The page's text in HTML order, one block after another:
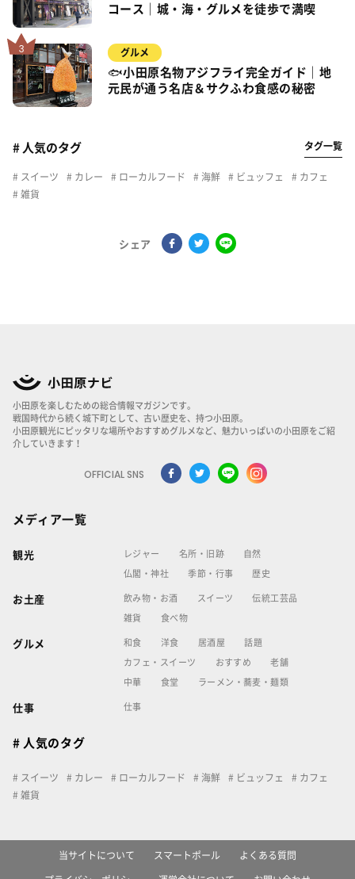
コース｜城・海・グルメを徒歩で満喫
グルメ
🐟小田原名物アジフライ完全ガイド｜地
元民が通う名店＆サクふわ食感の秘密
# 人気のタグ タグ一覧
スイーツ カレー ローカルフード 海鮮 ビュッフェ
カフェ
雑貨
シェア
小田原を楽しむための総合情報マガジンです。
戦国時代から続く城下町として、古い歴史を、持つ小田原。
小田原観光にピッタリな場所やおすすめグルメなど、魅力いっぱいの小田原をご紹
介していきます！
OFFICIAL SNS
メディア一覧
観光 レジャー 名所・旧跡 自然
仏閣・神社 季節・行事 歴史
お土産 飲み物・お酒 スイーツ 伝統工芸品
雑貨 食べ物
グルメ 和食 洋食 居酒屋 話題
カフェ・スイーツ おすすめ 老舗
中華 食堂 ラーメン・蕎麦・麺類
仕事 仕事
# 人気のタグ
スイーツ カレー ローカルフード 海鮮 ビュッフェ
カフェ
雑貨
当サイトについて スマートポール よくある質問